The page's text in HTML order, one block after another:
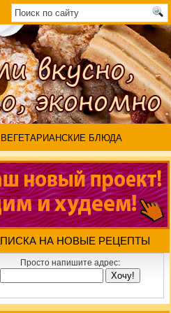
ВЕГЕТАРИАНСКИЕ БЛЮДА
НА НОВЫЕ РЕЦЕПТЫ
Просто напишите адрес: